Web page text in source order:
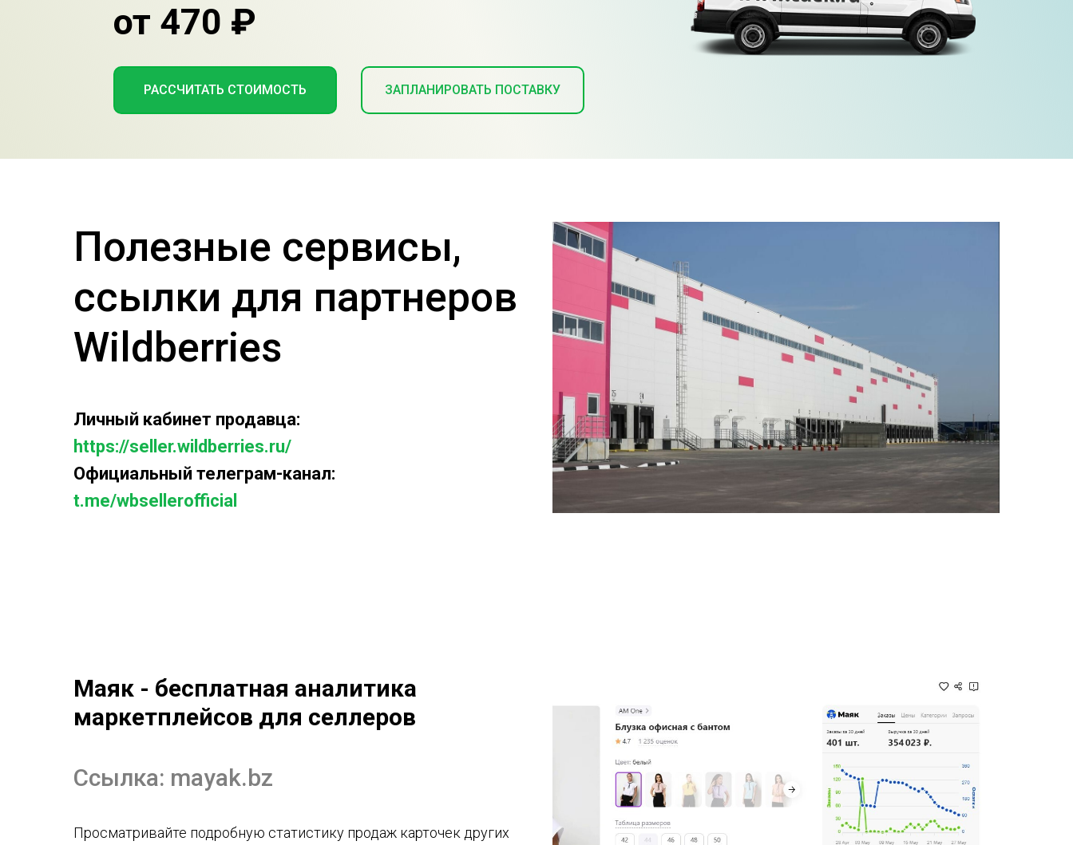
РАССЧИТАТЬ СТОИМОСТЬ ЗАПЛАНИРОВАТЬ ПОСТАВКУ
от 470 ₽
Полезные сервисы,
ссылки для партнеров
Wildberries
Личный кабинет продавца:
https://seller.wildberries.ru/
Официальный телеграм-канал:
t.me/wbsellerofficial
Маяк - бесплатная аналитика
маркетплейсов для селлеров
Ссылка: mayak.bz
Просматривайте подробную статистику продаж карточек других